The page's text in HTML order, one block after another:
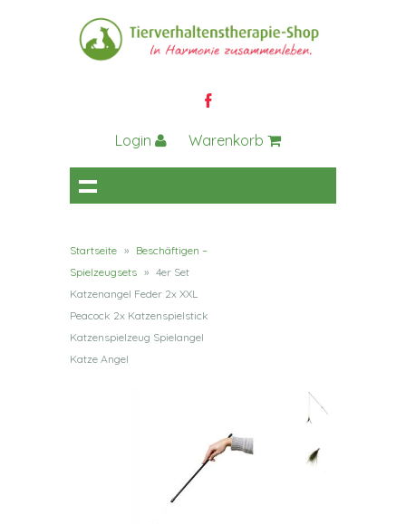
Login Warenkorb
Startseite » Beschäftigen –
Spielzeugsets » 4er Set
Katzenangel Feder 2x XXL
Peacock 2x Katzenspielstick
Katzenspielzeug Spielangel
Katze Angel